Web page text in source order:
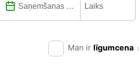
Man ir līgumcena